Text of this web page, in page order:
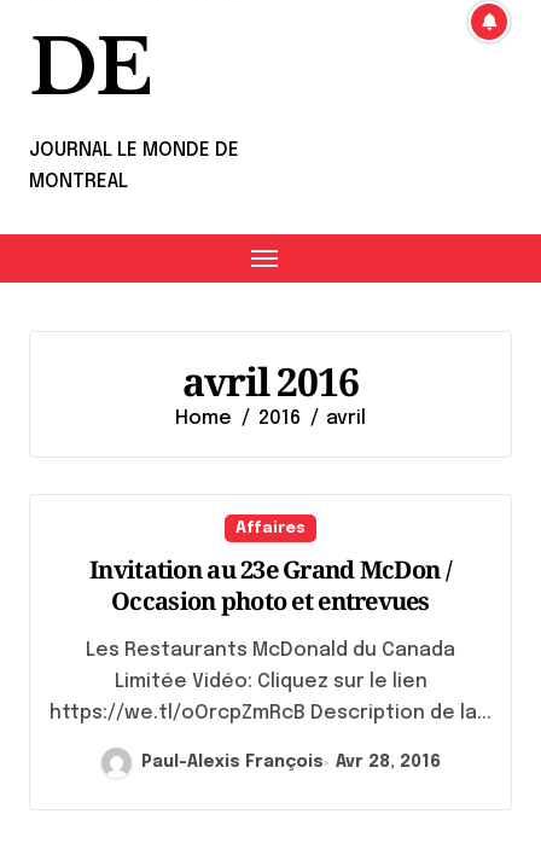
DE
JOURNAL LE MONDE DE
MONTREAL
avril 2016
Home 2016 avril
Affaires
Invitation au 23e Grand McDon /
Occasion photo et entrevues
Les Restaurants McDonald du Canada
Limitée Vidéo: Cliquez sur le lien
https://we.tl/oOrcpZmRcB Description de la...
Paul-Alexis François Avr 28, 2016